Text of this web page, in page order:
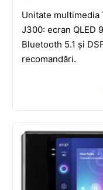
Unitate multimedia
J300: ecran QLED
Bluetooth 5.1 și
recomandări.